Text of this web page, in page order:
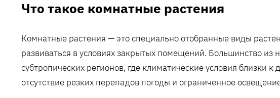
Что такое комнатные растения
Комнатные растения — это специально отобранные виды
развиваться в условиях закрытых помещений. Большинство из
субтропических регионов, где климатические условия близки
отсутствие резких перепадов погоды и ограниченное